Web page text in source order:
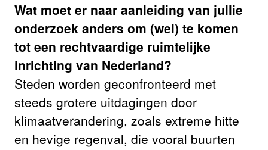
Wat moet er naar aanleiding van jullie
onderzoek anders om (wel) te komen
tot een rechtvaardige ruimtelijke
inrichting van Nederland?
Steden worden geconfronteerd met
steeds grotere uitdagingen door
klimaatverandering, zoals extreme hitte
en hevige regenval, die vooral buurten